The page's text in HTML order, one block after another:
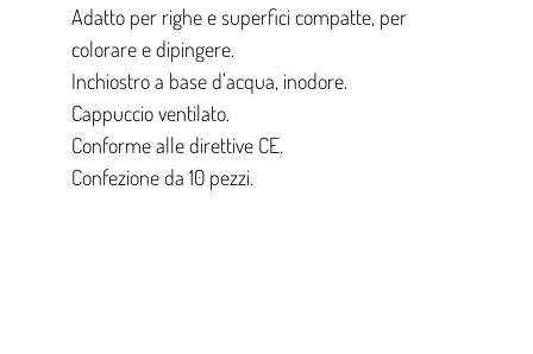
Adatto per righe e superfici compatte, per
colorare e dipingere.
Inchiostro a base d’acqua, inodore.
Cappuccio ventilato.
Conforme alle direttive CE.
Confezione da 10 pezzi.